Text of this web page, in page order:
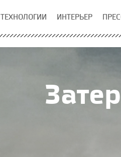
ТЕХНОЛОГИИ ИНТЕРЬЕР